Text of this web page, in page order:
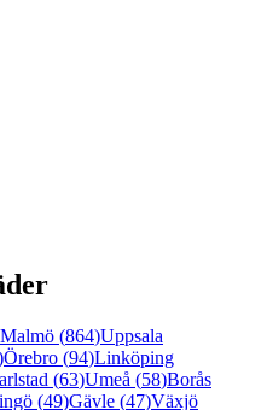
Malmö (864)Uppsala
Örebro (94)Linköping
(63)Umeå (58)Borås
(49)Gävle (47)Växjö